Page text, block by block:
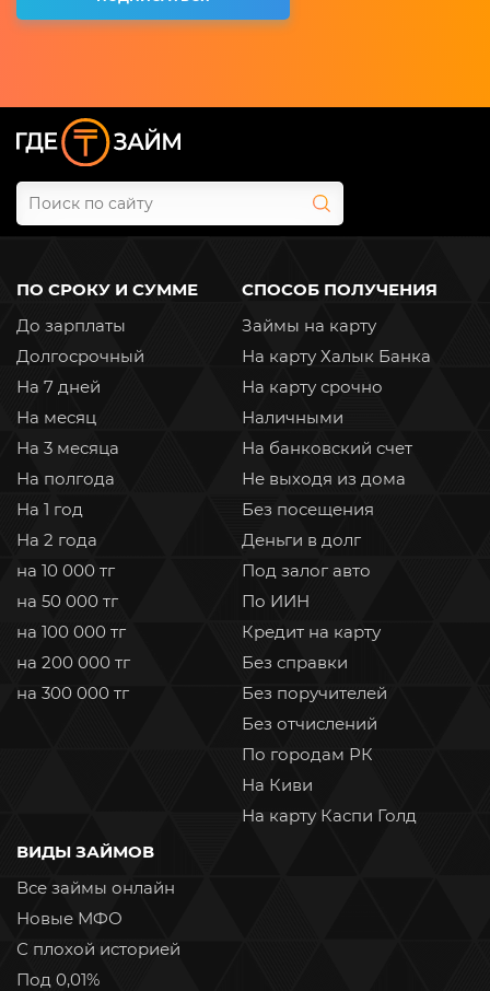
ПО СРОКУ И СУММЕ
До зарплаты
Долгосрочный
На 7 дней
На месяц
На 3 месяца
На полгода
На 1 год
На 2 года
на 10 000 тг
на 50 000 тг
на 100 000 тг
на 200 000 тг
на 300 000 тг
СПОСОБ ПОЛУЧЕНИЯ
Займы на карту
На карту Халык Банка
На карту срочно
Наличными
На банковский счет
Не выходя из дома
Без посещения
Деньги в долг
Под залог авто
По ИИН
Кредит на карту
Без справки
Без поручителей
Без отчислений
По городам РК
На Киви
На карту Каспи Голд
ВИДЫ ЗАЙМОВ
Все займы онлайн
Новые МФО
С плохой историей
Под 0,01%